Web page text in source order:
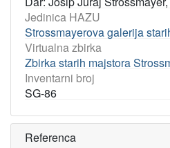
Jedinica HAZU
Strossmayerova galerija
Virtualna zbirka
Zbirka starih majstora
Inventarni broj
SG-86
Referenca